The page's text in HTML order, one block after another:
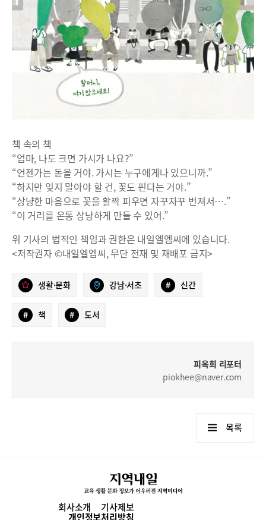
책 속의 책
“엄마, 나도 크면 가시가 나요?”
“언젠가는 돋을 거야. 가시는 누구에게나 있으니까.”
“하지만 잊지 말아야 할 건, 꽃도 핀다는 거야.”
“상냥한 마음으로 꽃을 활짝 피우면 자꾸자꾸 번져서….”
“이 거리를 온통 상냥하게 만들 수 있어.”
위 기사의 법적인 책임과 권한은 내일엘엠씨에 있습니다.
<저작권자 ©내일엘엠씨, 무단 전재 및 재배포 금지>
생활·문화 강남·서초 # 신간
# 책 # 도서
피옥희 리포터
piokhee@naver.com
목록
회사소개 기사제보
개인정보처리방침